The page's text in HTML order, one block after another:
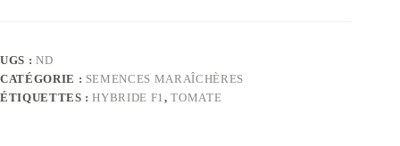
UGS : ND
CATÉGORIE : SEMENCES MARAÎCHÈRES
ÉTIQUETTES :HYBRIDE F1,TOMATE